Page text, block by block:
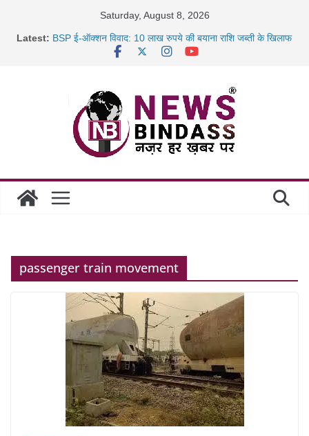
Saturday, August 8, 2026
Latest: BSP ई-ऑक्शन विवाद: 10 लाख रुपये की बयाना राशि जब्ती के खिलाफ
साइबर ठगी पर दुर्ग पुलिस का बड़ा एक्शन: 13 म्यूल बैंक खाताधारक
गिरफ्तार
passenger train movement